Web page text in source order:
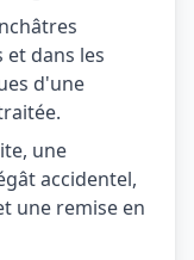
et dans les
d'une
une
accidentel,
une remise en